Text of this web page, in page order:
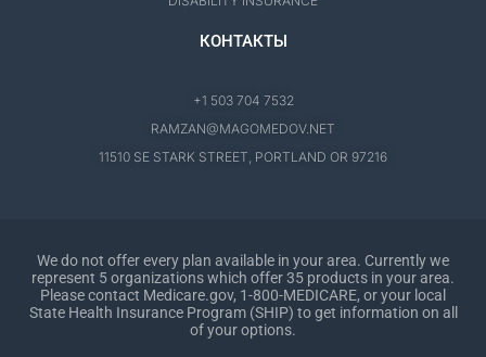
КОНТАКТЫ
+1 503 704 7532
RAMZAN@MAGOMEDOV.NET
11510 SE STARK STREET, PORTLAND OR 97216
We do not offer every plan available in your area. Currently we
represent 5 organizations which offer 35 products in your area.
Please contact Medicare.gov, 1-800-MEDICARE, or your local
State Health Insurance Program (SHIP) to get information on all
of your options.